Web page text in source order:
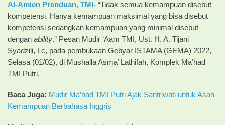
Al-Amien Prenduan, TMI- “Tidak semua kemampuan disebut
kompetensi. Hanya kemampuan maksimal yang bisa disebut
kompetensi sedangkan kemampuan yang minimal disebut
dengan ability.” Pesan Mudir ‘Aam TMI, Ust. H. A. Tijani
Syadzili, Lc, pada pembukaan Gebyar ISTAMA (GEMA) 2022,
Selasa (01/02), di Mushalla Asma’ Lathifah, Komplek Ma’had
TMI Putri.
Baca Juga: Mudir Ma’had TMI Putri Ajak Santriwati untuk Asah
Kemampuan Berbahasa Inggris